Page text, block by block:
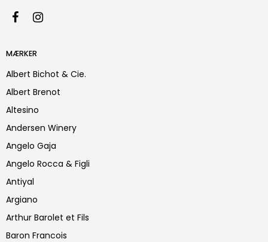
MÆRKER
Albert Bichot & Cie.
Albert Brenot
Altesino
Andersen Winery
Angelo Gaja
Angelo Rocca & Figli
Antiyal
Argiano
Arthur Barolet et Fils
Baron Francois